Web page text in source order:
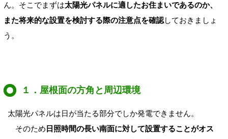
ん。そこでまずは太陽光パネルに適したお住まいであるのか、
また将来的な設置を検討する際の注意点を確認しておきましょ
う。
１．屋根面の方角と周辺環境
太陽光パネルは日が当たる部分でしか発電できません。
そのため 日照時間の長い南面に対して設置することがオス